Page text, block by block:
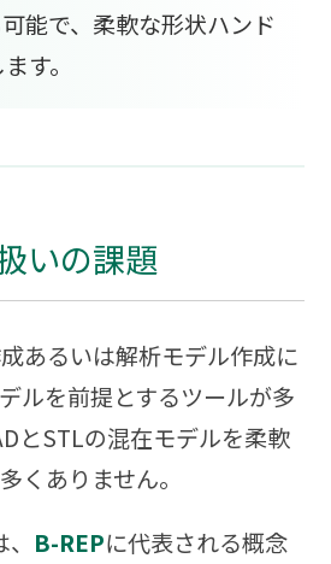
能で、柔軟な形状ハンド
す。
いの課題
あるいは解析モデル作成に
ルを前提とするツールが多
とSTLの混在モデルを柔軟
くありません。
B-REPに代表される概念